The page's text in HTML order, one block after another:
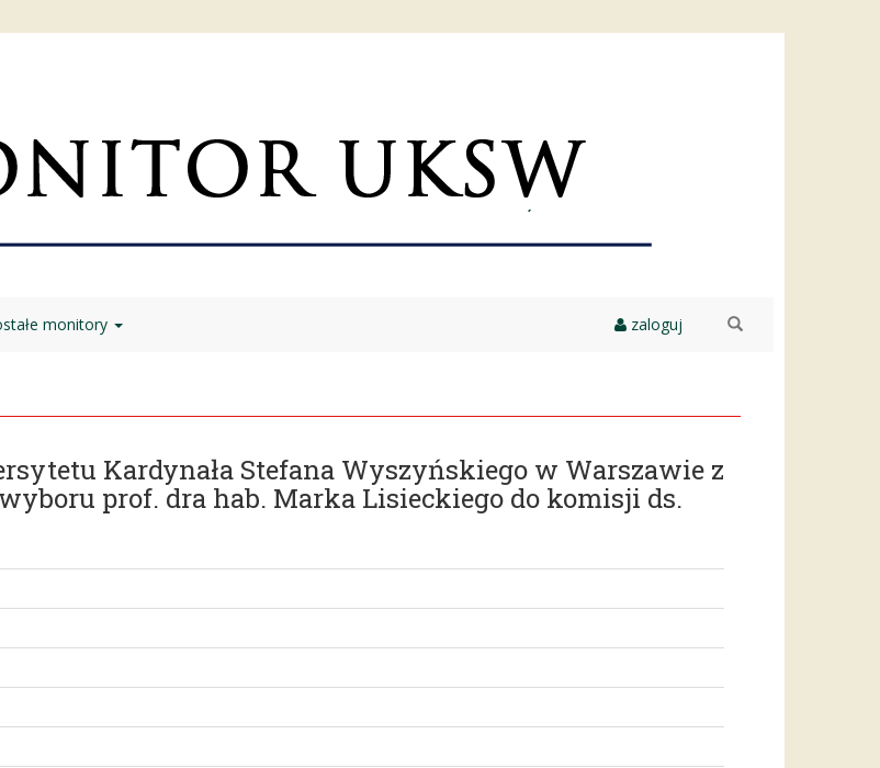
monitory zaloguj
Kardynała Stefana Wyszyńskiego w Warszawie z
prof. dra hab. Marka Lisieckiego do komisji ds.